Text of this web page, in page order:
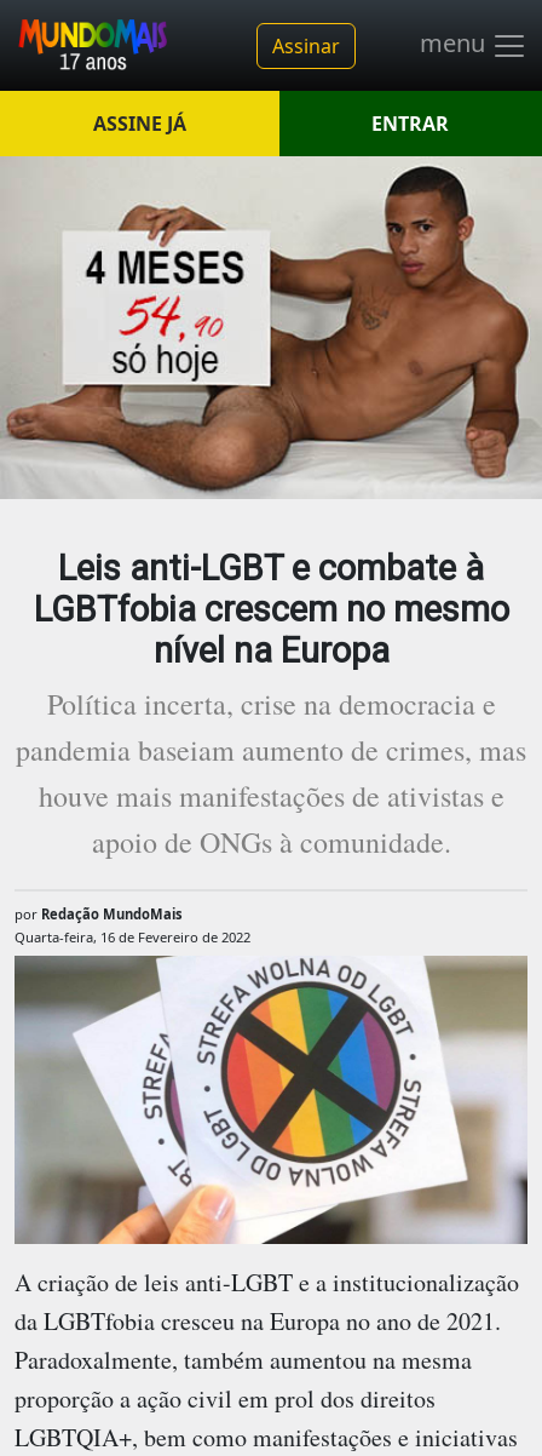
Assinar menu
ASSINE JÁ ENTRAR
Leis anti-LGBT e combate à
LGBTfobia crescem no mesmo
nível na Europa
Política incerta, crise na democracia e
pandemia baseiam aumento de crimes, mas
houve mais manifestações de ativistas e
apoio de ONGs à comunidade.
por Redação MundoMais
Quarta-feira, 16 de Fevereiro de 2022
A criação de leis anti-LGBT e a institucionalização
da LGBTfobia cresceu na Europa no ano de 2021.
Paradoxalmente, também aumentou na mesma
proporção a ação civil em prol dos direitos
LGBTQIA+, bem como manifestações e iniciativas